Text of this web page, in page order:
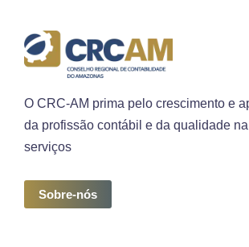
O CRC-AM prima pelo crescimento e
da profissão contábil e da qualidade
serviços
Sobre-nós